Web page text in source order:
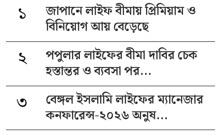
১
জাপানে লাইফ বীমায় প্রিমিয়াম ও
বিনিয়োগ আয় বেড়েছে
২
পপুলার লাইফের বীমা দাবির চেক
হস্তান্তর ও ব্যবসা পর...
৩
বেঙ্গল ইসলামি লাইফের ম্যানেজার
কনফারেন্স-২০২৬ অনুষ...